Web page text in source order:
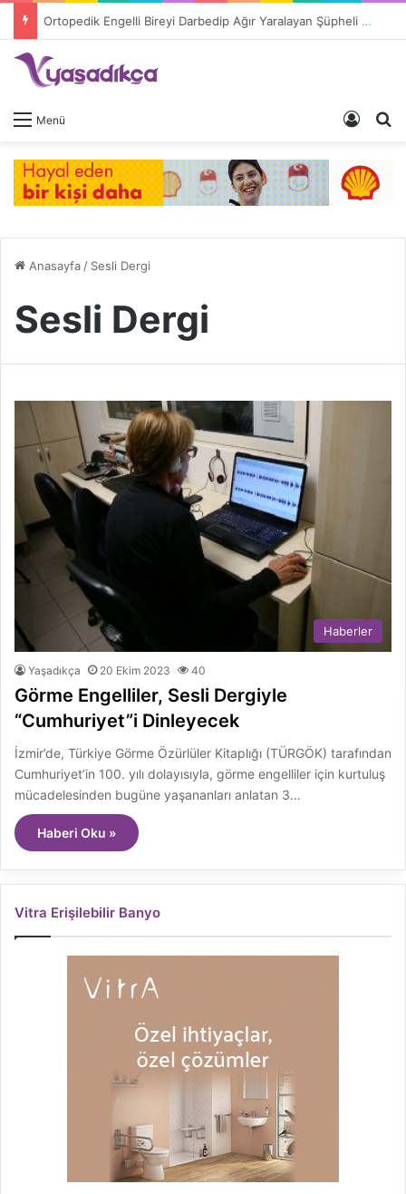
Ortopedik Engelli Bireyi Darbedip Ağır Yaralayan Şüpheli Tutuklandı
Menü Giriş
Anasayfa/ Sesli Dergi
Sesli Dergi
Haberler
Yaşadıkça 20 Ekim 2023 40
Görme Engelliler, Sesli Dergiyle
“Cumhuriyet”i Dinleyecek
İzmir’de, Türkiye Görme Özürlüler Kitaplığı (TÜRGÖK) tarafından
Cumhuriyet’in 100. yılı dolayısıyla, görme engelliler için kurtuluş
mücadelesinden bugüne yaşananları anlatan 3…
Haberi Oku »
Vitra Erişilebilir Banyo